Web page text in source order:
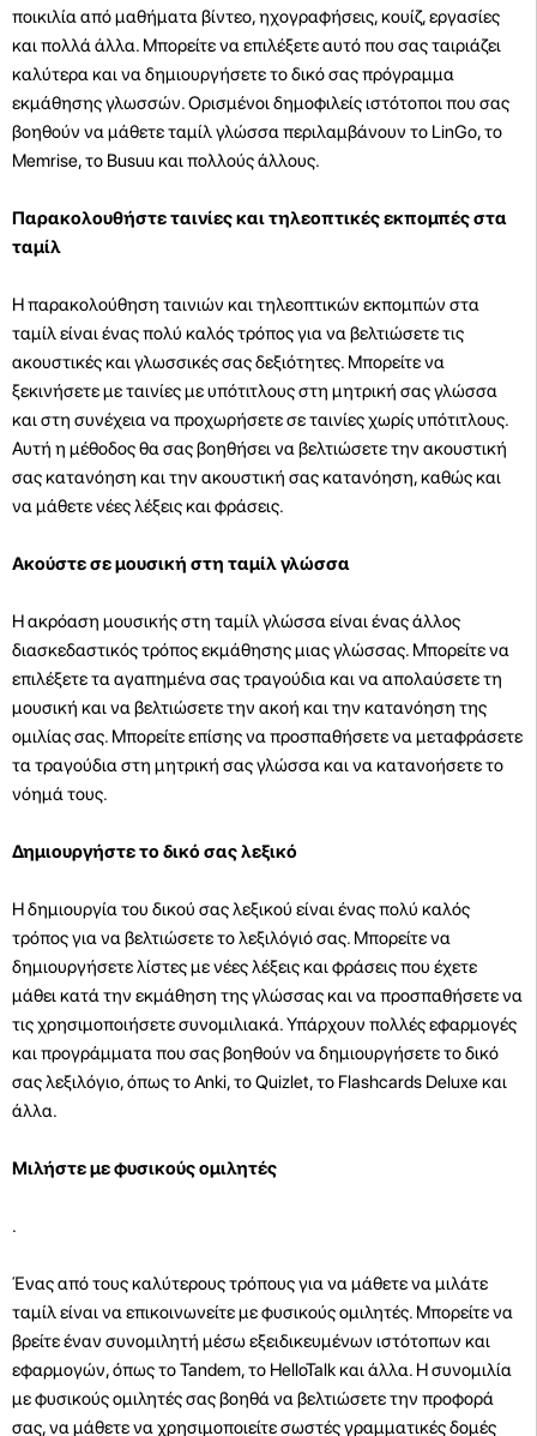
ποικιλία από μαθήματα βίντεο, ηχογραφήσεις, κουίζ, εργασίες
και πολλά άλλα. Μπορείτε να επιλέξετε αυτό που σας ταιριάζει
καλύτερα και να δημιουργήσετε το δικό σας πρόγραμμα
εκμάθησης γλωσσών. Ορισμένοι δημοφιλείς ιστότοποι που σας
βοηθούν να μάθετε ταμίλ γλώσσα περιλαμβάνουν το LinGo, το
Memrise, το Busuu και πολλούς άλλους.
Παρακολουθήστε ταινίες και τηλεοπτικές εκπομπές στα
ταμίλ
Η παρακολούθηση ταινιών και τηλεοπτικών εκπομπών στα
ταμίλ είναι ένας πολύ καλός τρόπος για να βελτιώσετε τις
ακουστικές και γλωσσικές σας δεξιότητες. Μπορείτε να
ξεκινήσετε με ταινίες με υπότιτλους στη μητρική σας γλώσσα
και στη συνέχεια να προχωρήσετε σε ταινίες χωρίς υπότιτλους.
Αυτή η μέθοδος θα σας βοηθήσει να βελτιώσετε την ακουστική
σας κατανόηση και την ακουστική σας κατανόηση, καθώς και
να μάθετε νέες λέξεις και φράσεις.
Ακούστε σε μουσική στη ταμίλ γλώσσα
Η ακρόαση μουσικής στη ταμίλ γλώσσα είναι ένας άλλος
διασκεδαστικός τρόπος εκμάθησης μιας γλώσσας. Μπορείτε να
επιλέξετε τα αγαπημένα σας τραγούδια και να απολαύσετε τη
μουσική και να βελτιώσετε την ακοή και την κατανόηση της
ομιλίας σας. Μπορείτε επίσης να προσπαθήσετε να μεταφράσετε
τα τραγούδια στη μητρική σας γλώσσα και να κατανοήσετε το
νόημά τους.
Δημιουργήστε το δικό σας λεξικό
Η δημιουργία του δικού σας λεξικού είναι ένας πολύ καλός
τρόπος για να βελτιώσετε το λεξιλόγιό σας. Μπορείτε να
δημιουργήσετε λίστες με νέες λέξεις και φράσεις που έχετε
μάθει κατά την εκμάθηση της γλώσσας και να προσπαθήσετε να
τις χρησιμοποιήσετε συνομιλιακά. Υπάρχουν πολλές εφαρμογές
και προγράμματα που σας βοηθούν να δημιουργήσετε το δικό
σας λεξιλόγιο, όπως το Anki, το Quizlet, το Flashcards Deluxe και
άλλα.
Μιλήστε με φυσικούς ομιλητές
.
Ένας από τους καλύτερους τρόπους για να μάθετε να μιλάτε
ταμίλ είναι να επικοινωνείτε με φυσικούς ομιλητές. Μπορείτε να
βρείτε έναν συνομιλητή μέσω εξειδικευμένων ιστότοπων και
εφαρμογών, όπως το Tandem, το HelloTalk και άλλα. Η συνομιλία
με φυσικούς ομιλητές σας βοηθά να βελτιώσετε την προφορά
σας, να μάθετε να χρησιμοποιείτε σωστές γραμματικές δομές